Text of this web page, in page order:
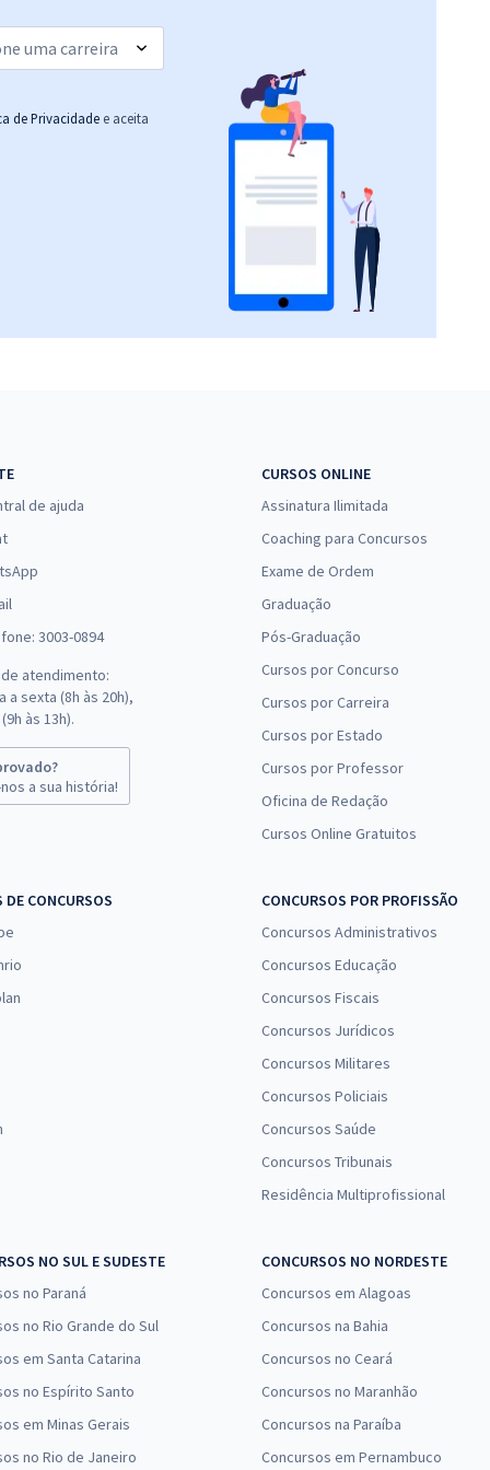
R$ 306,24à vista
25,52
(-20%)
Comprar
de Privacidade e aceita
de ajuda
3003-0894
atendimento:
a sexta (8h às 20h),
às 13h).
a sua história!
CURSOS ONLINE
Assinatura Ilimitada
Coaching para Concursos
Exame de Ordem
Graduação
Pós-Graduação
Cursos por Concurso
Cursos por Carreira
Cursos por Estado
Cursos por Professor
Oficina de Redação
Cursos Online Gratuitos
DE CONCURSOS
CONCURSOS POR PROFISSÃO
Concursos Administrativos
Concursos Educação
Concursos Fiscais
Concursos Jurídicos
Concursos Militares
Concursos Policiais
Concursos Saúde
Concursos Tribunais
Residência Multiprofissional
NO SUL E SUDESTE
no Paraná
no Rio Grande do Sul
em Santa Catarina
no Espírito Santo
em Minas Gerais
no Rio de Janeiro
CONCURSOS NO NORDESTE
Concursos em Alagoas
Concursos na Bahia
Concursos no Ceará
Concursos no Maranhão
Concursos na Paraíba
Concursos em Pernambuco